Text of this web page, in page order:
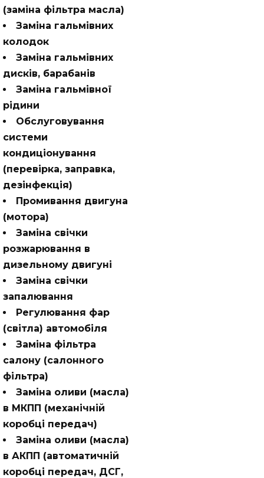
(заміна фільтра масла)
Заміна гальмівних
колодок
Заміна гальмівних
дисків, барабанів
Заміна гальмівної
рідини
Обслуговування
системи
кондиціонування
(перевірка, заправка,
дезінфекція)
Промивання двигуна
(мотора)
Заміна свічки
розжарювання в
дизельному двигуні
Заміна свічки
запалювання
Регулювання фар
(світла) автомобіля
Заміна фільтра
салону (салонного
фільтра)
Заміна оливи (масла)
в МКПП (механічній
коробці передач)
Заміна оливи (масла)
в АКПП (автоматичній
коробці передач, ДСГ,